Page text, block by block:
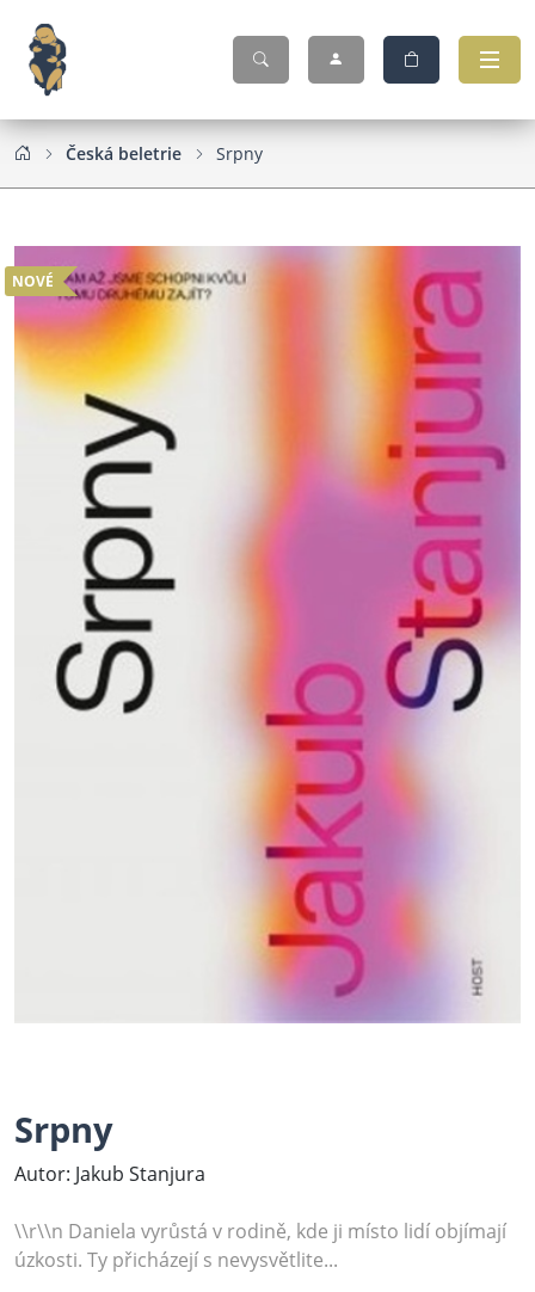
Česká beletrie Srpny
NOVÉ
Srpny
Autor: Jakub Stanjura
\\r\\n Daniela vyrůstá v rodině, kde ji místo lidí objímají
úzkosti. Ty přicházejí s nevysvětlite...